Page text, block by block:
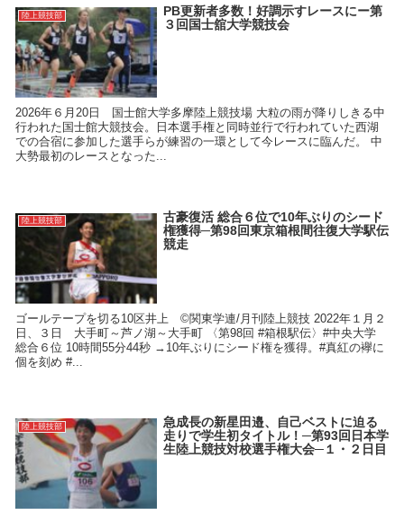
陸上競技部
PB更新者多数！好調示すレースにー第
３回国士舘大学競技会
2026年６月20日 国士館大学多摩陸上競技場 大粒の雨が降りしきる中
行われた国士館大競技会。日本選手権と同時並行で行われていた西湖
での合宿に参加した選手らが練習の一環として今レースに臨んだ。 中
大勢最初のレースとなった...
陸上競技部
古豪復活 総合６位で10年ぶりのシード
権獲得─第98回東京箱根間往復大学駅伝
競走
ゴールテープを切る10区井上 ©関東学連/月刊陸上競技 2022年１月２
日、３日 大手町～芦ノ湖～大手町 〈第98回 #箱根駅伝〉#中央大学
総合６位 10時間55分44秒 →10年ぶりにシード権を獲得。#真紅の襷に
個を刻め #...
陸上競技部
急成長の新星田邉、自己ベストに迫る
走りで学生初タイトル！─第93回日本学
生陸上競技対校選手権大会─１・２日目